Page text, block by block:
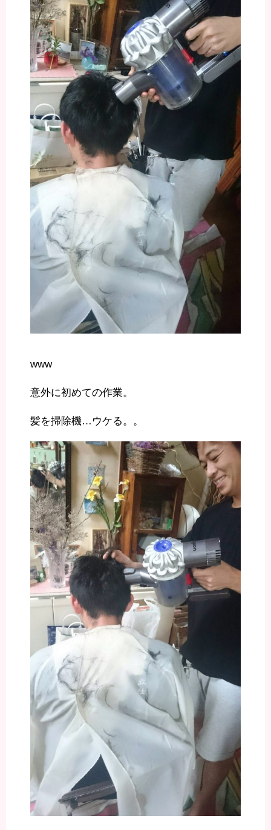
www
意外に初めての作業。
髪を掃除機…ウケる。。